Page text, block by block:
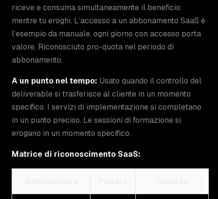
riceve e consuma simultaneamente il beneficio
mentre tu eroghi. L’accesso a un abbonamento SaaS è
l’esempio da manuale, ogni giorno con accesso porta
valore. Riconosciuto pro-quota nel periodo di
abbonamento.
A un punto nel tempo: Usato quando il controllo del
deliverable si trasferisce al cliente in un momento
specifico. I servizi di implementazione si completano
in un punto preciso. Le sessioni di formazione si
erogano in un momento specifico.
Matrice di riconoscimento SaaS: